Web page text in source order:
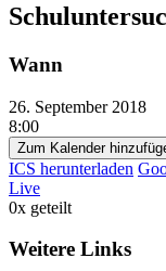
Wann
26. September 2018
8:00
Zum Kalender
ICS herunterladen
Live
0x geteilt
Weitere Links